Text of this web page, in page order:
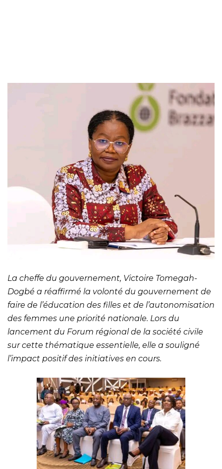
La cheffe du gouvernement, Victoire Tomegah-
Dogbé a réaffirmé la volonté du gouvernement de
faire de l’éducation des filles et de l’autonomisation
des femmes une priorité nationale. Lors du
lancement du Forum régional de la société civile
sur cette thématique essentielle, elle a souligné
l’impact positif des initiatives en cours.